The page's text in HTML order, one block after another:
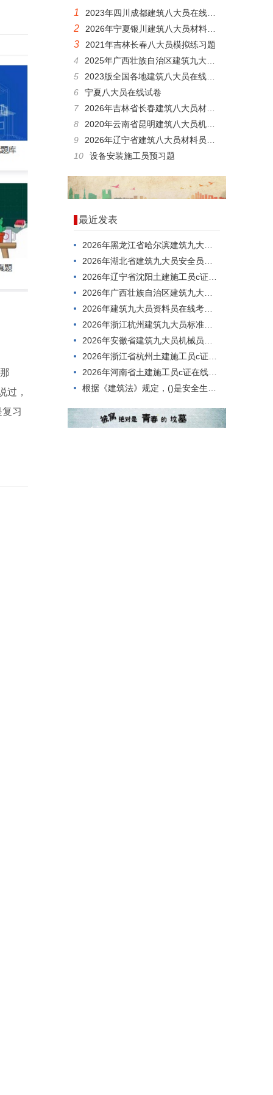
过，
习
1 2023年四川成都建筑八大员在线考核模拟真题
2 2026年宁夏银川建筑八大员材料员在线模拟模拟真题
3
2021年吉林长春八大员模拟练习题
4
2025年广西壮族自治区建筑九大员安全员，难度高不高？
5
2023版全国各地建筑八大员在线测试试题
6
宁夏八大员在线试卷
7
2026年吉林省长春建筑八大员材料员，刷题用什么方法好？
8
2020年云南省昆明建筑八大员机械员在线测试历年题库
9
2026年辽宁省建筑八大员材料员在线模拟考试，内容有哪些？
10
设备安装施工员预习题
最近发表
2026年黑龙江省哈尔滨建筑九大员劳务员在线考试考前做题
2026年湖北省建筑九大员安全员，你考过了吗？
2026年辽宁省沈阳土建施工员c证题目
2026年广西壮族自治区建筑九大员安全员考试题型
2026年建筑九大员资料员在线考核，内容有哪些？
2026年浙江杭州建筑九大员标准员，怎么考才能过？
2026年安徽省建筑九大员机械员测试题目
2026年浙江省杭州土建施工员c证在线考试，到底难不难考？
2026年河南省土建施工员c证在线考核，刷题用什么方法好？
根据《建筑法》规定，()是安全生产方针的核心和具体体现,是实现安全生产的根本途径。